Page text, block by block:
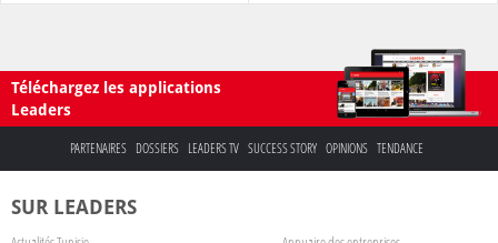
Téléchargez les applications
Leaders
PARTENAIRES DOSSIERS LEADERS TV SUCCESS STORY OPINIONS TENDANCE
SUR LEADERS